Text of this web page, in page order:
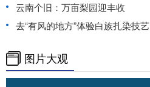
云南个旧：万亩梨园迎丰收
去“有风的地方”体验白族扎染技艺
图片大观